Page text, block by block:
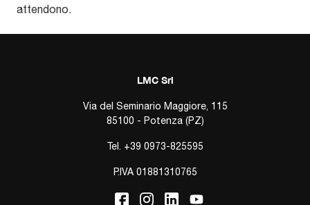
attendono.
LMC Srl
Via del Seminario Maggiore, 115
85100 - Potenza (PZ)
Tel. +39 0973-825595
P.IVA 01881310765